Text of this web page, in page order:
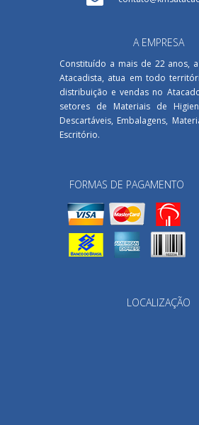
A EMPRESA
Constituído a mais de 22 anos,
Atacadista, atua em todo
distribuição e vendas no
setores de Materiais de
Descartáveis, Embalagens,
Escritório.
FORMAS DE PAGAMENTO
LOCALIZAÇÃO